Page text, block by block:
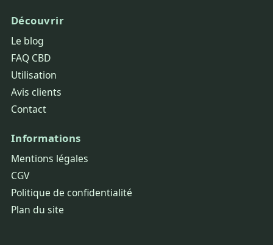
Découvrir
Le blog
FAQ CBD
Utilisation
Avis clients
Contact
Informations
Mentions légales
CGV
Politique de confidentialité
Plan du site